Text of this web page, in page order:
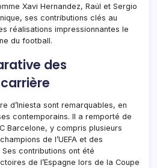
Xavi Hernandez, Raúl et Sergio
ses contributions clés au
réalisations impressionnantes le
du football.
des
d’Iniesta sont remarquables, en
contemporains. Il a remporté de
Barcelone, y compris plusieurs
de l’UEFA et des
contributions ont été
de l’Espagne lors de la Coupe